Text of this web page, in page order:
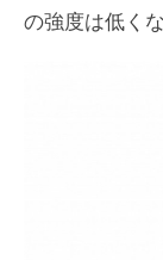
の強度は低く